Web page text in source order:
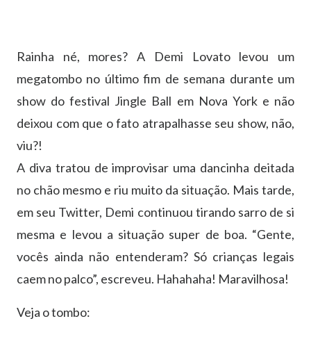
Rainha né, mores? A Demi Lovato levou um
megatombo no último fim de semana durante um
show do festival Jingle Ball em Nova York e não
deixou com que o fato atrapalhasse seu show, não,
viu?!
A diva tratou de improvisar uma dancinha deitada
no chão mesmo e riu muito da situação. Mais tarde,
em seu Twitter, Demi continuou tirando sarro de si
mesma e levou a situação super de boa. “Gente,
vocês ainda não entenderam? Só crianças legais
caem no palco”, escreveu. Hahahaha! Maravilhosa!
Veja o tombo: